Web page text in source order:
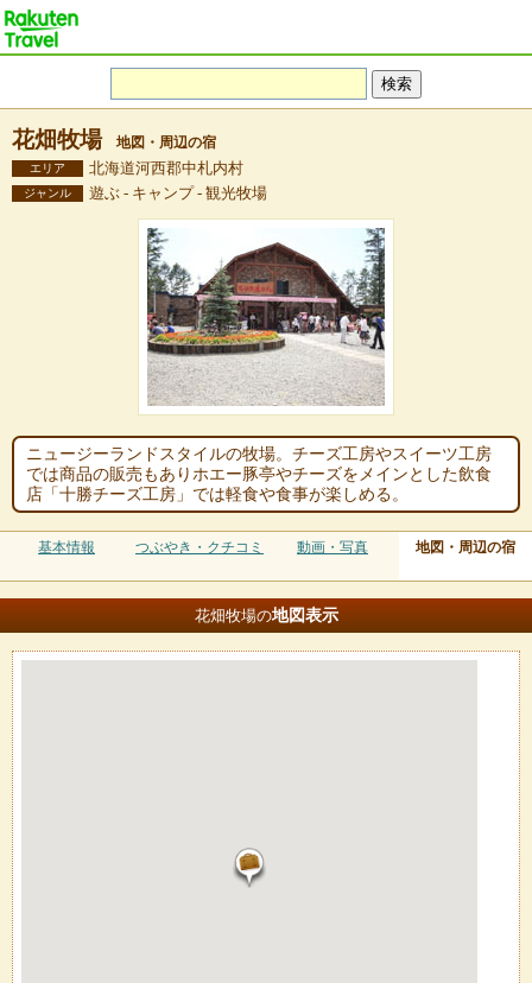
花畑牧場 地図・周辺の宿
エリア 北海道河西郡中札内村
ジャンル 遊ぶ - キャンプ - 観光牧場
ニュージーランドスタイルの牧場。チーズ工房やスイーツ工房
では商品の販売もありホエー豚亭やチーズをメインとした飲食
店「十勝チーズ工房」では軽食や食事が楽しめる。
基本情報 つぶやき・クチコミ 動画・写真 地図・周辺の宿
花畑牧場の地図表示